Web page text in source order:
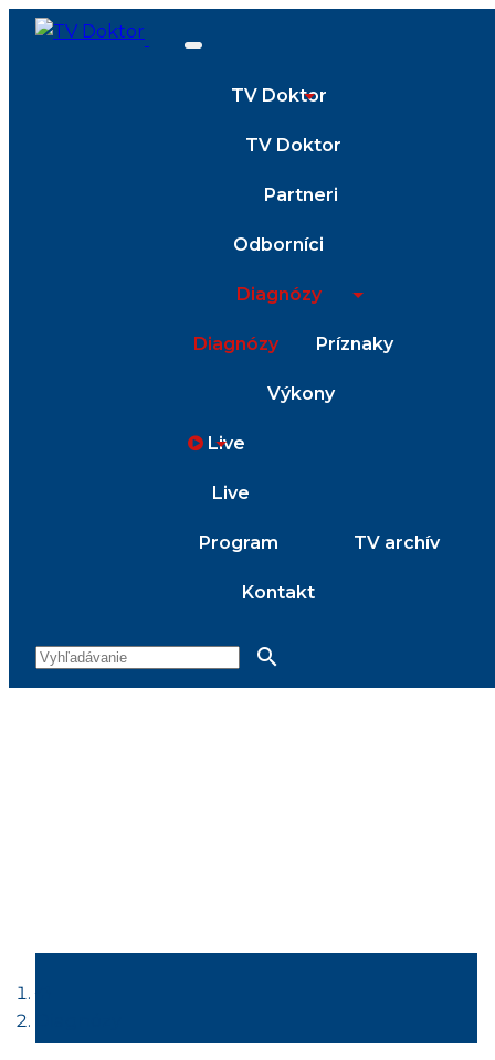
TV Doktor
TV Doktor
Partneri
Odborníci
Diagnózy
Diagnózy Príznaky
Výkony
Live
Live
Program TV archív
Kontakt
search